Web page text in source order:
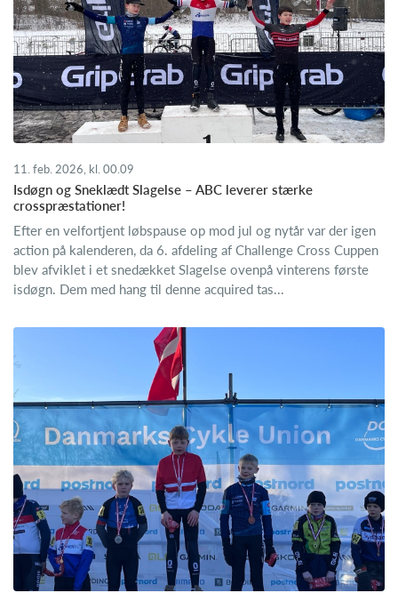
11. feb. 2026, kl. 00.09
Isdøgn og Sneklædt Slagelse – ABC leverer stærke
crosspræstationer!
Efter en velfortjent løbspause op mod jul og nytår var der igen
action på kalenderen, da 6. afdeling af Challenge Cross Cuppen
blev afviklet i et snedækket Slagelse ovenpå vinterens første
isdøgn. Dem med hang til denne acquired tas...